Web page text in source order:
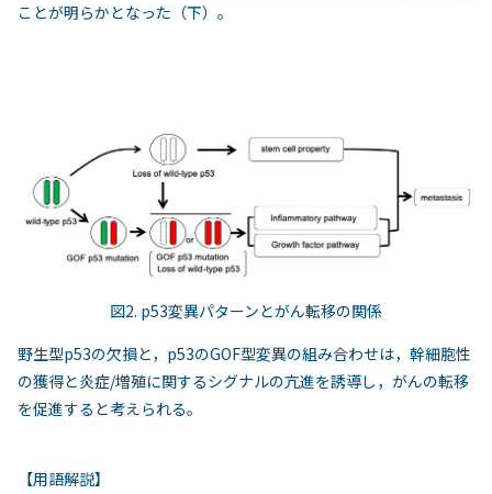
ことが明らかとなった（下）。
図2. p53変異パターンとがん転移の関係
野生型p53の欠損と，p53のGOF型変異の組み合わせは，幹細胞性
の獲得と炎症/増殖に関するシグナルの亢進を誘導し，がんの転移
を促進すると考えられる。
【用語解説】